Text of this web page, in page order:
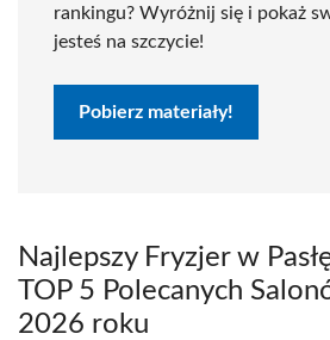
rankingu? Wyróżnij się i pokaż
jesteś na szczycie!
Pobierz materiały!
Najlepszy Fryzjer w
TOP 5 Polecanych
2026 roku